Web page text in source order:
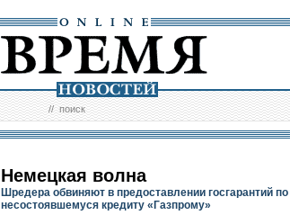
//поиск
Немецкая волна
Шредера обвиняют в предоставлении госгарантий по
несостоявшемуся кредиту «Газпрому»